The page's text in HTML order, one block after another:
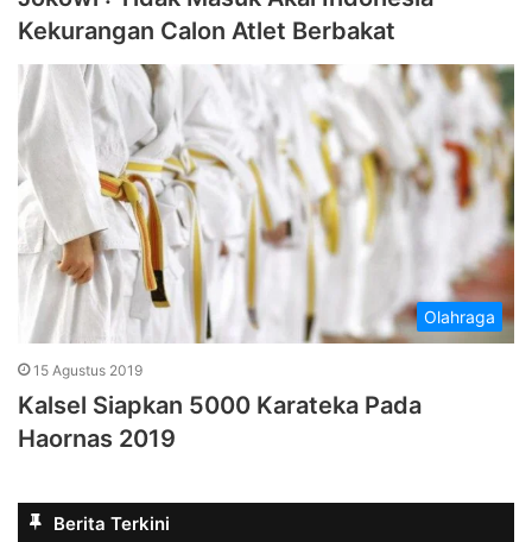
Kekurangan Calon Atlet Berbakat
Olahraga
15 Agustus 2019
Kalsel Siapkan 5000 Karateka Pada
Haornas 2019
Berita Terkini